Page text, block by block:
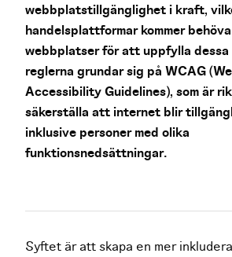
webbplatstillgänglighet i kraft,
handelsplattformar kommer
webbplatser för att uppfylla dessa
reglerna grundar sig på WCAG
Accessibility Guidelines), som är
säkerställa att internet blir
inklusive personer med olika
funktionsnedsättningar.
Syftet är att skapa en mer